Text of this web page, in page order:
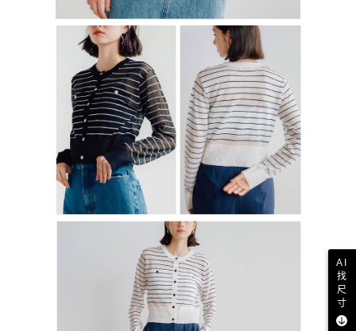
AI
找
尺
寸